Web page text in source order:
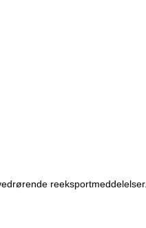
reeksportmeddelelser.